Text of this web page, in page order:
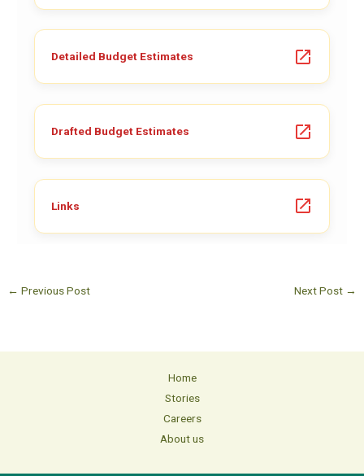
Detailed Budget Estimates
Drafted Budget Estimates
Links
← Previous Post Next Post →
Home
Stories
Careers
About us